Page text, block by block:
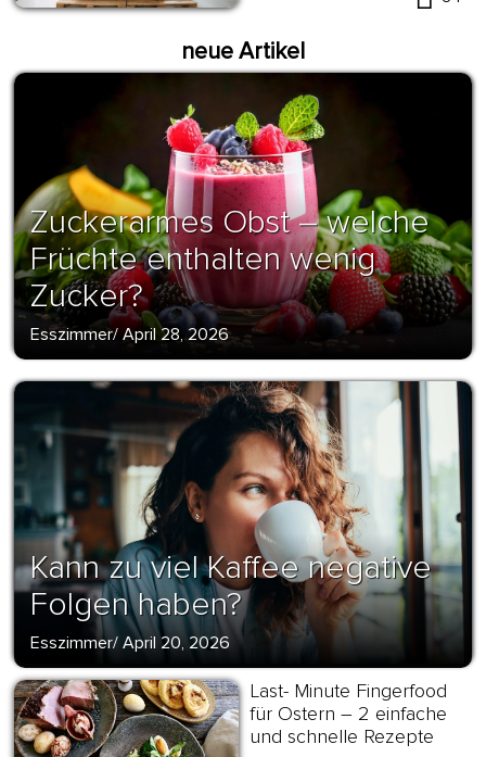
neue Artikel
Zuckerarmes Obst – welche
Früchte enthalten wenig
Zucker?
Esszimmer/April 28, 2026
Kann zu viel Kaffee negative
Folgen haben?
Esszimmer/ April 20, 2026
Last- Minute Fingerfood
für Ostern – 2 einfache
und schnelle Rezepte